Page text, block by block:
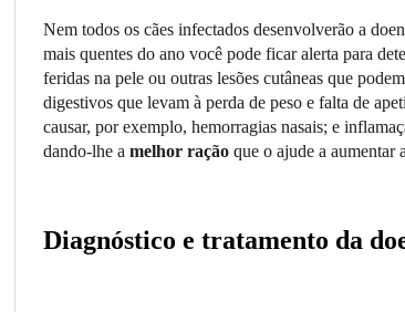
Nem todos os cães infectados desenvolverão a
mais quentes do ano você pode ficar alerta para
feridas na pele ou outras lesões cutâneas que
digestivos que levam à perda de peso e falta de
causar, por exemplo, hemorragias nasais; e
dando-lhe amelhor ração que o ajude a aumentar
Diagnóstico e tratamento da